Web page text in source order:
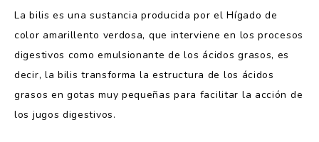
La bilis es una sustancia producida por el Hígado de
color amarillento verdosa, que interviene en los procesos
digestivos como emulsionante de los ácidos grasos, es
decir, la bilis transforma la estructura de los ácidos
grasos en gotas muy pequeñas para facilitar la acción de
los jugos digestivos.